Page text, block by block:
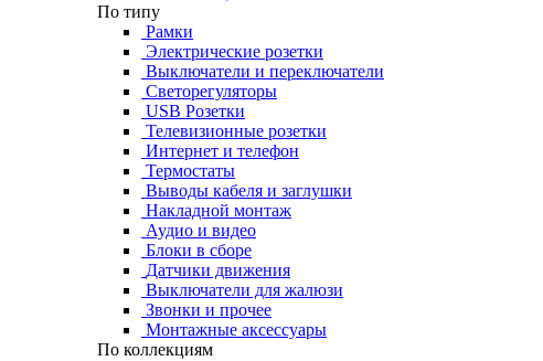
По типу
Рамки
Электрические розетки
Выключатели и переключатели
Светорегуляторы
USB Розетки
Телевизионные розетки
Интернет и телефон
Термостаты
Выводы кабеля и заглушки
Накладной монтаж
Аудио и видео
Блоки в сборе
Датчики движения
Выключатели для жалюзи
Звонки и прочее
Монтажные аксессуары
По коллекциям